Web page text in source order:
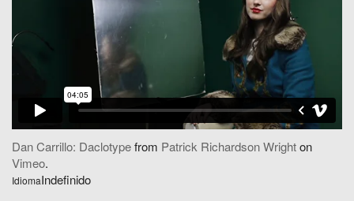
Dan Carrillo: Daclotypefrom Patrick Richardson Wrighton
Vimeo.
IdiomaIndefinido